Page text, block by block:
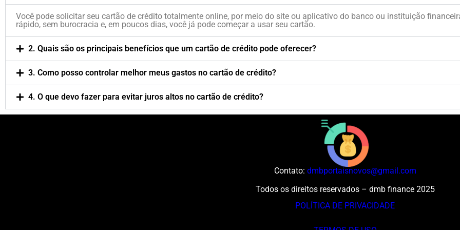
Você pode solicitar seu cartão de crédito totalmente online, por meio do site ou aplicativo do banco ou instituição
rápido, sem burocracia e, em poucos dias, você já pode começar a usar seu cartão.
2. Quais são os principais benefícios que um cartão de crédito pode oferecer?
3. Como posso controlar melhor meus gastos no cartão de crédito?
4. O que devo fazer para evitar juros altos no cartão de crédito?
Contato: dmbportaisnovos@gmail.com
Todos os direitos reservados – dmb finance 2025
POLÍTICA DE PRIVACIDADE